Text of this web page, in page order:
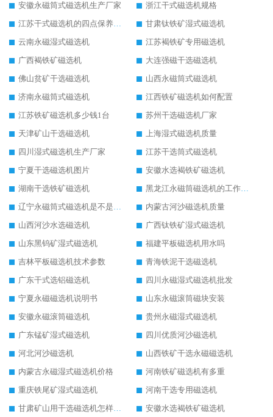
安徽永磁筒式磁选机生产厂家
浙江干式磁选机规格
江苏干式磁选机的四点保养秘籍
甘肃钛铁矿湿式磁选机
云南永磁湿式磁选机
江苏褐铁矿专用磁选机
广西褐铁矿磁选机
大连强磁干选磁选机
佛山贫矿干选磁选机
山西永磁筒式磁选机
济南永磁筒式磁选机
江西铁矿磁选机如何配置
江苏铁矿磁选机多少钱1台
苏州干选磁选机厂家
天津矿山干选磁选机
上海湿式磁选机质量
四川湿式磁选机生产厂家
江苏干选筒式磁选机
宁夏干选磁选机图片
安徽水选褐铁矿磁选机
湖南干选铁矿磁选机
黑龙江永磁筒磁选机的工作原理
辽宁永磁筒式磁选机是不是强磁
内蒙古河沙磁选机质量
山西河沙水选磁选机
广西钛铁矿湿式磁选机
山东黑钨矿湿式磁选机
福建平板磁选机用水吗
吉林平板磁选机技术参数
青海铁泥干选磁选机
广东干式选铝磁选机
四川永磁湿式磁选机批发
宁夏永磁磁选机说明书
山东永磁滚筒磁块安装
安徽永磁滚筒磁选机
贵州永磁湿式磁选机
广东锰矿湿式磁选机
四川优质河沙磁选机
河北河沙磁选机
山西铁矿干选永磁磁选机
内蒙古永磁湿式磁选机价格
河南铁矿磁选机有多重
重庆铁尾矿湿式磁选机
河南干选专用磁选机
甘肃矿山用干选磁选机怎样调磁
安徽水选褐铁矿磁选机